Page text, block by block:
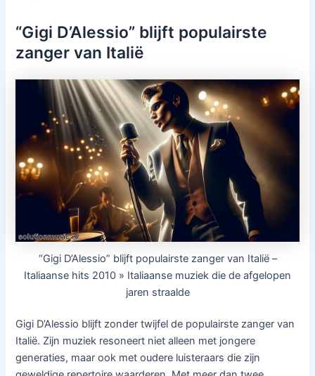
“Gigi D’Alessio” blijft populairste
zanger van Italië
“Gigi D’Alessio” blijft populairste zanger van Italië –
Italiaanse hits 2010 » Italiaanse muziek die de afgelopen
jaren straalde
Gigi D’Alessio blijft zonder twijfel de populairste zanger van
Italië. Zijn muziek resoneert niet alleen met jongere
generaties, maar ook met oudere luisteraars die zijn